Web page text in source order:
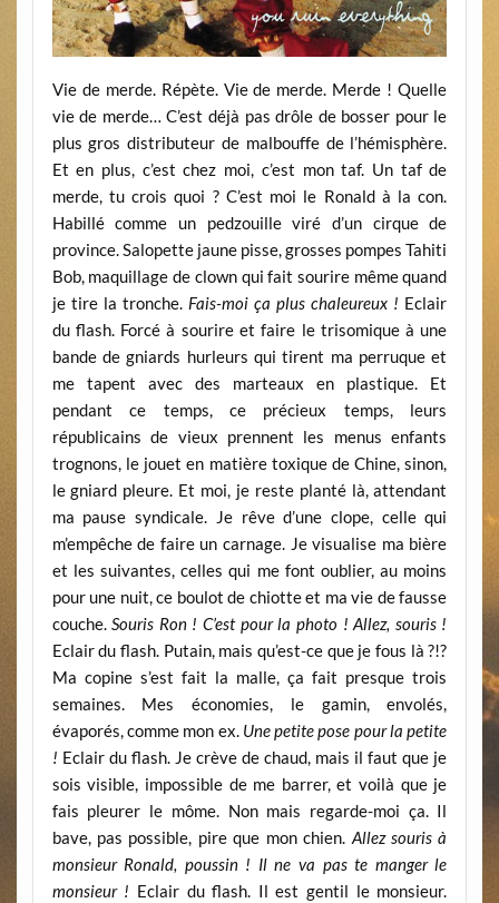
Vie de merde. Répète. Vie de merde. Merde ! Quelle
vie de merde… C’est déjà pas drôle de bosser pour le
plus gros distributeur de malbouffe de l’hémisphère.
Et en plus, c’est chez moi, c’est mon taf. Un taf de
merde, tu crois quoi ? C’est moi le Ronald à la con.
Habillé comme un pedzouille viré d’un cirque de
province. Salopette jaune pisse, grosses pompes Tahiti
Bob, maquillage de clown qui fait sourire même quand
je tire la tronche. Fais-moi ça plus chaleureux ! Eclair
du flash. Forcé à sourire et faire le trisomique à une
bande de gniards hurleurs qui tirent ma perruque et
me tapent avec des marteaux en plastique. Et
pendant ce temps, ce précieux temps, leurs
républicains de vieux prennent les menus enfants
trognons, le jouet en matière toxique de Chine, sinon,
le gniard pleure. Et moi, je reste planté là, attendant
ma pause syndicale. Je rêve d’une clope, celle qui
m’empêche de faire un carnage. Je visualise ma bière
et les suivantes, celles qui me font oublier, au moins
pour une nuit, ce boulot de chiotte et ma vie de fausse
couche.Souris Ron ! C’est pour la photo ! Allez, souris !
Eclair du flash. Putain, mais qu’est-ce que je fous là ?!?
Ma copine s’est fait la malle, ça fait presque trois
semaines. Mes économies, le gamin, envolés,
évaporés, comme mon ex. Une petite pose pour la petite
! Eclair du flash. Je crève de chaud, mais il faut que je
sois visible, impossible de me barrer, et voilà que je
fais pleurer le môme. Non mais regarde-moi ça. Il
bave, pas possible, pire que mon chien. Allez souris à
monsieur Ronald, poussin ! Il ne va pas te manger le
monsieur ! Eclair du flash. Il est gentil le monsieur.